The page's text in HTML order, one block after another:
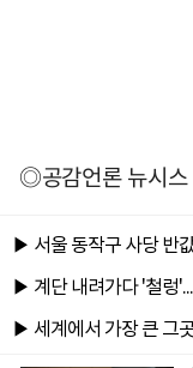
◎공감언론 뉴시스